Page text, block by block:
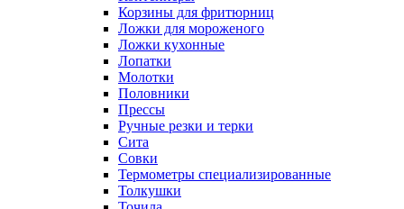
Корзины для фритюрниц
Ложки для мороженого
Ложки кухонные
Лопатки
Молотки
Половники
Прессы
Ручные резки и терки
Сита
Совки
Термометры специализированные
Толкушки